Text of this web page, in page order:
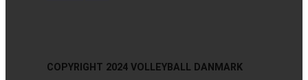
COPYRIGHT 2024 VOLLEYBALL DANMARK